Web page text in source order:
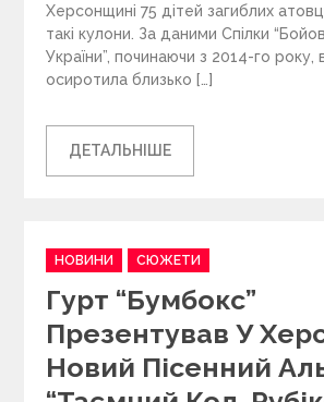
Херсонщині 75 дітей загиблих
такі кулони. За даними Спілки
України”, починаючи з 2014-го року,
осиротила близько […]
ДЕТАЛЬНІШЕ
C
a
e
g
o
r
НОВИНИ СЮЖЕТИ
Гурт “Бумбокс”
Презентував У
Новий Пісенний